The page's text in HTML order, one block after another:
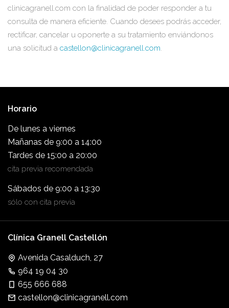
clinicagranell.com con la finalidad de poder responder a tu
consulta de manera eficiente. Cuando desees podrás acceder,
rectificar, cancelar u oponerte a su tratamiento enviándonos
una solicitud a castellon@clinicagranell.com
Horario
De lunes a viernes
Mañanas de 9:00 a 14:00
Tardes de 15:00 a 20:00
cita previa recomendada
Sábados de 9:00 a 13:30
sólo con cita previa
Clínica Granell Castellón
Avenida Casalduch, 27
964 19 04 30
655 666 688
castellon@clinicagranell.com